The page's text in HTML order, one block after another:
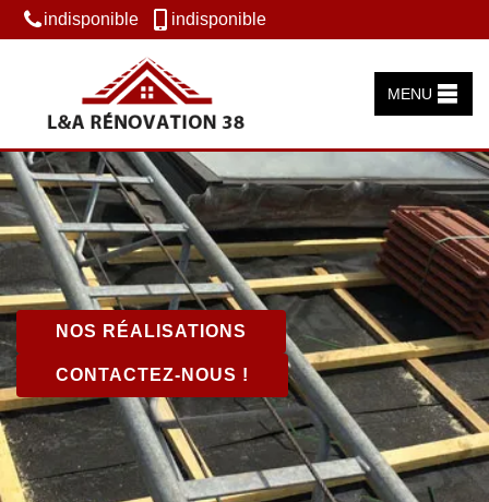
indisponible indisponible
MENU
NOS RÉALISATIONS
CONTACTEZ-NOUS !